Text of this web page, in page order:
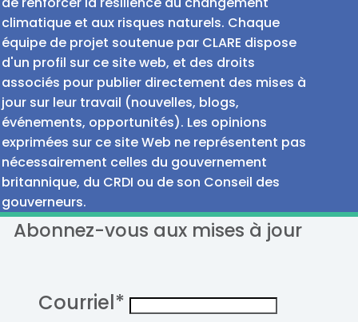
climatique et aux risques naturels. Chaque
équipe de projet soutenue par CLARE dispose
d'un profil sur ce site web, et des droits
associés pour publier directement des mises à
jour sur leur travail (nouvelles, blogs,
événements, opportunités). Les opinions
exprimées sur ce site Web ne représentent pas
nécessairement celles du gouvernement
britannique, du CRDI ou de son Conseil des
gouverneurs.
Abonnez-vous aux mises à jour
Courriel*